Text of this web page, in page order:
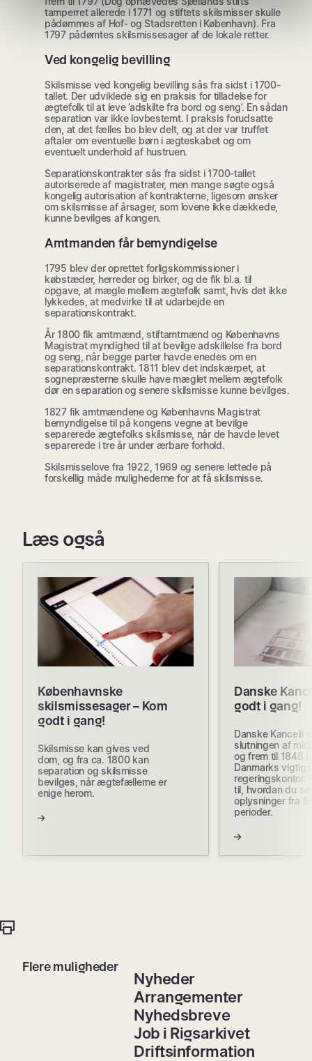
tamperret allerede i 1771 og stiftets skilsmisser skulle
pådømmes af Hof- og Stadsretten i København). Fra
1797 pådømtes skilsmissesager af de lokale retter.
Ved kongelig bevilling
Skilsmisse ved kongelig bevilling sås fra sidst i 1700-
tallet. Der udviklede sig en praksis for tilladelse for
ægtefolk til at leve ’adskilte fra bord og seng’. En sådan
separation var ikke lovbestemt. I praksis forudsatte
den, at det fælles bo blev delt, og at der var truffet
aftaler om eventuelle børn i ægteskabet og om
eventuelt underhold af hustruen.
Separationskontrakter sås fra sidst i 1700-tallet
autoriserede af magistrater, men mange søgte også
kongelig autorisation af kontrakterne, ligesom ønsker
om skilsmisse af årsager, som lovene ikke dækkede,
kunne bevilges af kongen.
Amtmanden får bemyndigelse
1795 blev der oprettet forligskommissioner i
købstæder, herreder og birker, og de fik bl.a. til
opgave, at mægle mellem ægtefolk samt, hvis det ikke
lykkedes, at medvirke til at udarbejde en
separationskontrakt.
År 1800 fik amtmænd, stiftamtmænd og Københavns
Magistrat myndighed til at bevilge adskillelse fra bord
og seng, når begge parter havde enedes om en
separationskontrakt. 1811 blev det indskærpet, at
sognepræsterne skulle have mæglet mellem ægtefolk
dør en separation og senere skilsmisse kunne bevilges.
1827 fik amtmændene og Københavns Magistrat
bemyndigelse til på kongens vegne at bevilge
separerede ægtefolks skilsmisse, når de havde levet
separerede i tre år under ærbare forhold.
Skilsmisselove fra 1922, 1969 og senere lettede på
forskellig måde mulighederne for at få skilsmisse.
Læs også
Københavnske
skilsmissesager – Kom
godt i gang!
Skilsmisse kan gives ved
dom, og fra ca. 1800 kan
separation og skilsmisse
bevilges, når ægtefællerne er
enige herom.
Danske
godt i gang!
Danske Kancelli
slutningen af
og frem til 1848
Danmarks
regeringskontor.
til, hvordan du
oplysninger fra
perioder.
Flere muligheder
Nyheder
Arrangementer
Nyhedsbreve
Job i Rigsarkivet
Driftsinformation